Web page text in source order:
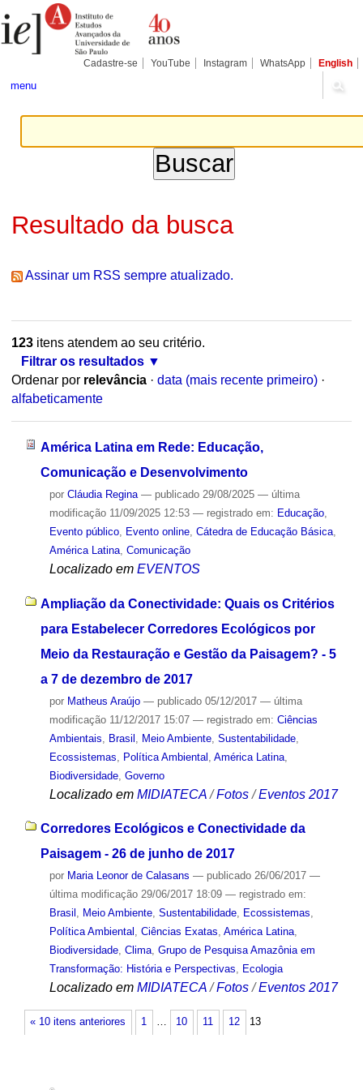
para
conteúdo.
Pessoais
Cadastre-se YouTube Instagram WhatsApp English
menu
Resultado da busca
Assinar um RSS sempre atualizado.
123itens atendem ao seu critério.
Filtrar os resultados
Ordenar por relevância · data (mais recente primeiro) ·
alfabeticamente
América Latina em Rede: Educação,
Comunicação e Desenvolvimento
por Cláudia Regina — publicado29/08/2025 — última
modificação11/09/2025 12:53 — registrado em: Educação,
Evento público, Evento online, Cátedra de Educação Básica,
América Latina, Comunicação
Localizado em EVENTOS
Ampliação da Conectividade: Quais os Critérios
para Estabelecer Corredores Ecológicos por
Meio da Restauração e Gestão da Paisagem? - 5
a 7 de dezembro de 2017
por Matheus Araújo — publicado05/12/2017 — última
modificação11/12/2017 15:07 — registrado em: Ciências
Ambientais
Brasil Meio Ambiente, Sustentabilidade,
Ecossistemas
Política Ambiental América Latina,
Biodiversidade, Governo
Localizado em MIDIATECA /Fotos /Eventos 2017
Corredores Ecológicos e Conectividade da
Paisagem - 26 de junho de 2017
por Maria Leonor de Calasans — publicado26/06/2017 —
última modificação29/06/2017 18:09 — registrado em:
Brasil , Meio Ambiente, Sustentabilidade, Ecossistemas,
Política Ambiental , Ciências Exatas, América Latina,
Biodiversidade, Clima, Grupo de Pesquisa Amazônia em
Transformação: História e Perspectivas, Ecologia
Localizado em MIDIATECA /Fotos /Eventos 2017
« 10 itens anteriores 1 … 10 11 12 13